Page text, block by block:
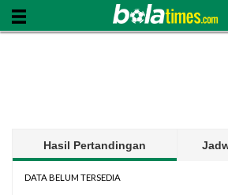
Hasil Pertandingan
DATA BELUM TERSEDIA